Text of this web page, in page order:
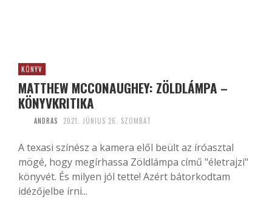
KÖNYV
MATTHEW MCCONAUGHEY: ZÖLDLÁMPA –
KÖNYVKRITIKA
ANDRAS 2021. JÚNIUS 26. SZOMBAT
A texasi színész a kamera elől beült az íróasztal
mögé, hogy megírhassa Zöldlámpa című "életrajzi"
könyvét. És milyen jól tette! Azért bátorkodtam
idézőjelbe írni...